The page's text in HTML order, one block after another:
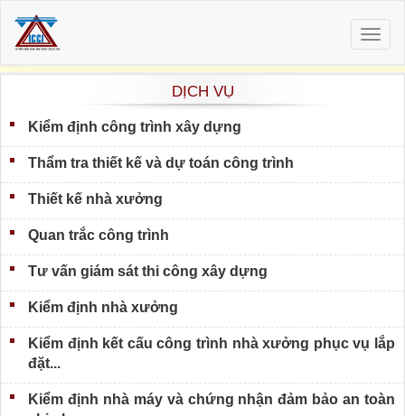
DỊCH VỤ
Kiểm định công trình xây dựng
Thẩm tra thiết kế và dự toán công trình
Thiết kế nhà xưởng
Quan trắc công trình
Tư vấn giám sát thi công xây dựng
Kiểm định nhà xưởng
Kiểm định kết cấu công trình nhà xưởng phục vụ lắp
đặt...
Kiểm định nhà máy và chứng nhận đảm bảo an toàn